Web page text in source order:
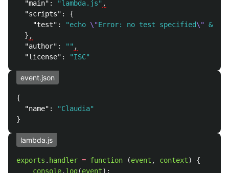
"main" : "lambda.js" ,
"scripts" :
{
"test" : "echo \"Error: no test specified\" &&
} ,
"author" : "" ,
"license" : "ISC"
event.json
{
"name" :
"Claudia"
}
lambda.js
exports . handler = function (event , context)
{
console. log(event);